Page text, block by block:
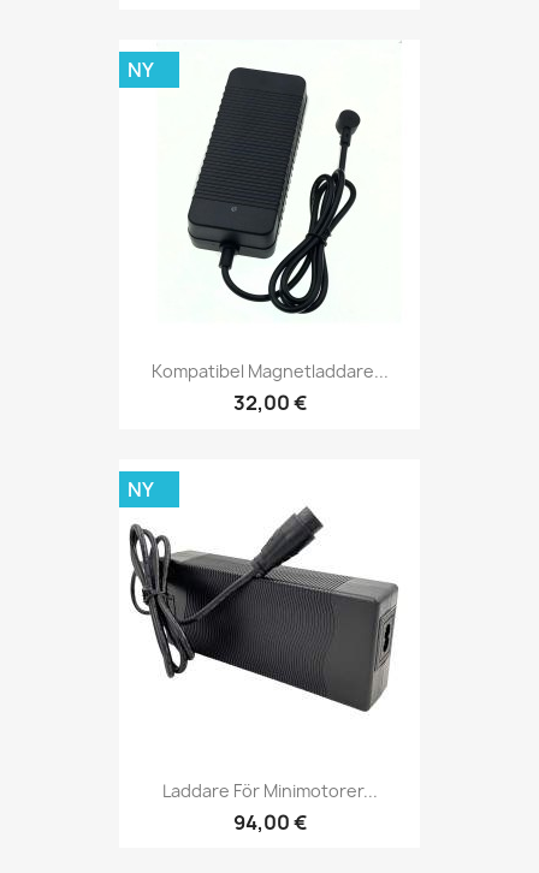
Kompatibel Magnetladdare...
32,00 €
NY
Laddare För Minimotorer...
94,00 €
NY